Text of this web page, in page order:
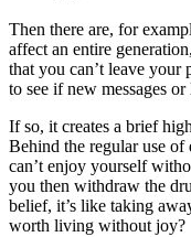
Then there are, for
affect an entire
that you can’t leave your
to see if new messages
If so, it creates a brief
Behind the regular use
can’t enjoy yourself
you then withdraw the
belief, it’s like taking
worth living without joy?